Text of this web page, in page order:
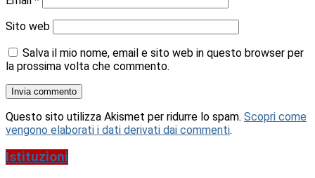
Sito web
Salva il mio nome, email e sito web in questo browser per
la prossima volta che commento.
Questo sito utilizza Akismet per ridurre lo spam. Scopri come
vengono elaborati i dati derivati dai commenti.
Istituzioni